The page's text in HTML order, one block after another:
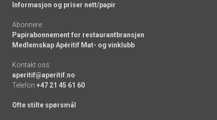
Informasjon og priser nett/papir
Abonnere:
Papirabonnement for restaurantbransjen
Medlemskap Apéritif Mat- og vinklubb
Kontakt oss:
aperitif@aperitif.no
Telefon +47 21 45 61 60
Ofte stilte spørsmål